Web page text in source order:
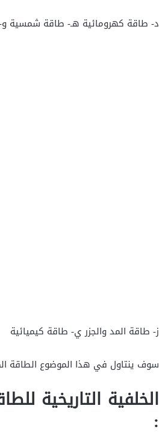
د- طاقة كهرومائية هـ- طاقة شمسية و-
ز- طاقة المد والجزر ي- طاقة كيميائية
سوف ينتاول في هذا الموضوع الطاقة
الخلفية التاريخية
: